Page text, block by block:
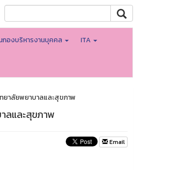
กองบริหารงานบุคคล ITA
ยาลัยพยาบาลและสุขภาพ
ลและสุขภาพ
Email